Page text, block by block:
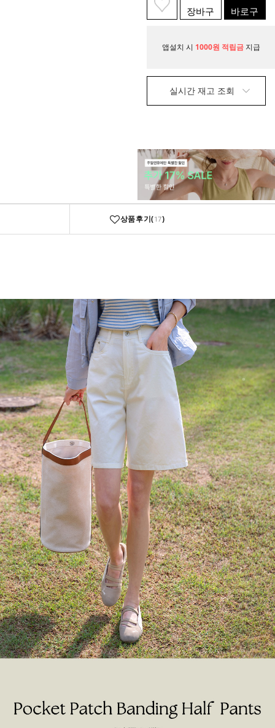
장바구
니
바로구
매
앱설치 시 1000원 적립금 지급
실시간 재고 조회
상품후기(17)